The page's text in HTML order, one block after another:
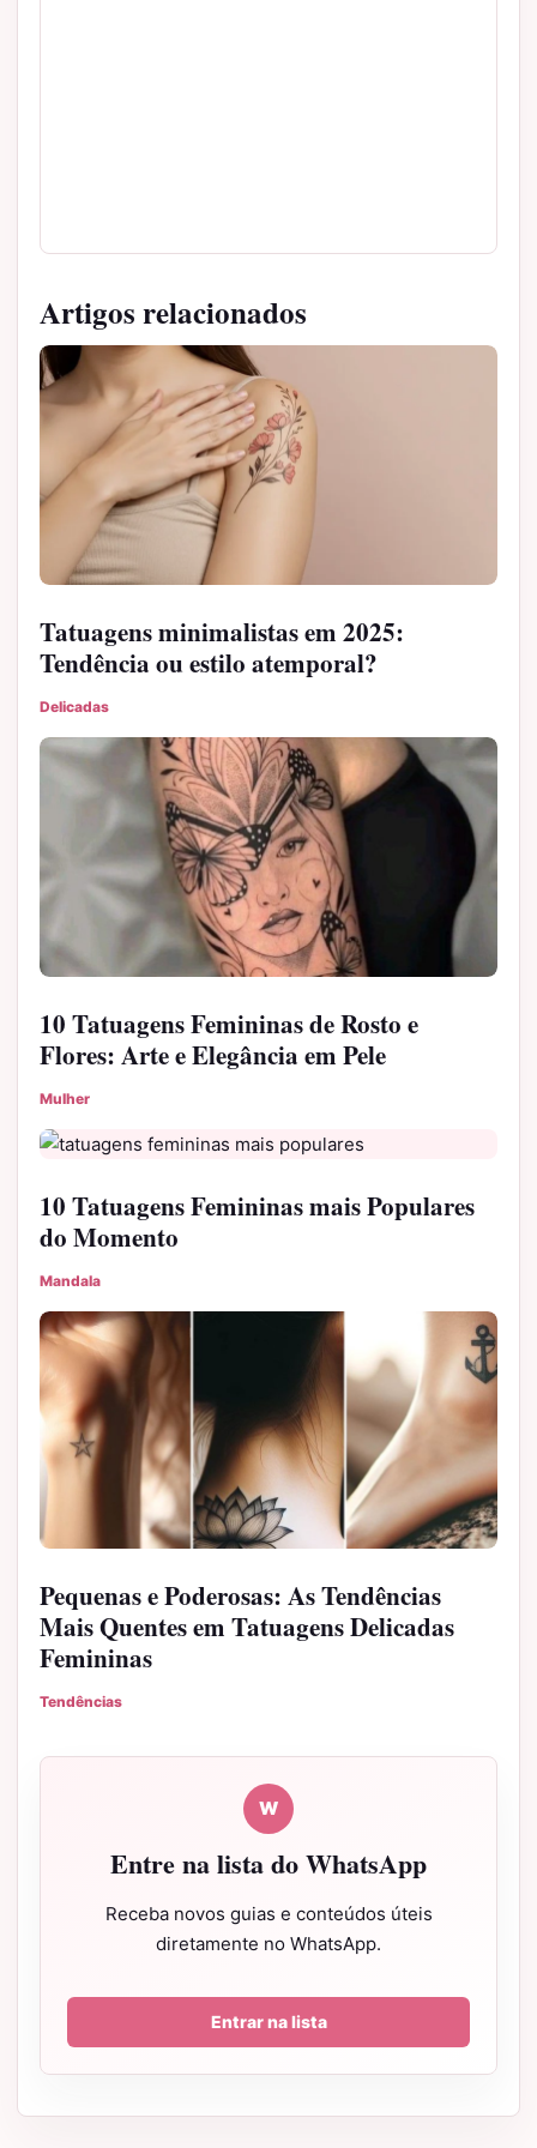
Artigos relacionados
Tatuagens minimalistas em 2025:
Tendência ou estilo atemporal?
Delicadas
10 Tatuagens Femininas de Rosto e
Flores: Arte e Elegância em Pele
Mulher
10 Tatuagens Femininas mais Populares
do Momento
Mandala
Pequenas e Poderosas: As Tendências
Mais Quentes em Tatuagens Delicadas
Femininas
Tendências
W
Entre na lista do WhatsApp
Receba novos guias e conteúdos úteis
diretamente no WhatsApp.
Entrar na lista